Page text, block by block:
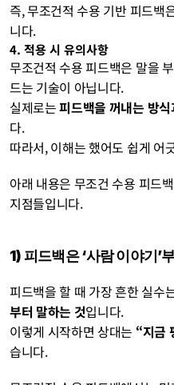
즉, 무조건적 수용 기반 피드백
니다.
4. 적용 시 유의사항
무조건적 수용 피드백은 말을
드는 기술이 아닙니다.
실제로는 피드백을 꺼내는 방
다.
따라서, 이해는 했어도 쉽게 어
아래 내용은 무조건 수용 피드
지점들입니다.
1) 피드백은 ‘사람 이야기’
피드백을 할 때 가장 흔한 실수
부터 말하는 것입니다.
이렇게 시작하면 상대는 “지금
습니다.